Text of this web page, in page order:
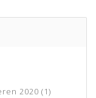
2020 (1)